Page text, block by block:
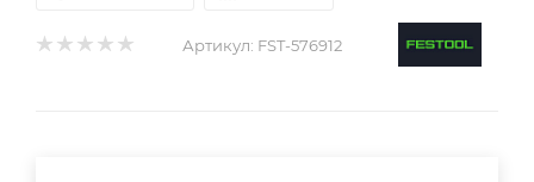
Артикул: FST-576912